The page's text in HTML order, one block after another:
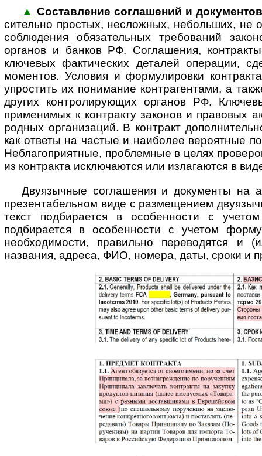
▲ Составление соглашений и документов
си­тель­но простых, неслож­ных, небольших, не
соблюдения обяза­тельных требо­ваний
органов и банков РФ. Соглашения,
ключевых фактических деталей операции,
моментов. Условия и форму­лировки
упростить их понимание контрагентами, а
других конт­ро­ли­ру­ю­щих органов РФ.
применимых к контракту законов и правовых
род­ных организаций. В контракт
как ответы на частые и наиболее вероятные
Неблагоприятные, проблемные в целях
из контракта исключаются или излагаются в
Двуязычные соглашения и документы на
презентабельном виде с размещением
текст подбирается в особенности с
подбирается в особенности с учетом
необходимости, правильно переводятся и
названия, адреса, ФИО, номера, даты, сроки и